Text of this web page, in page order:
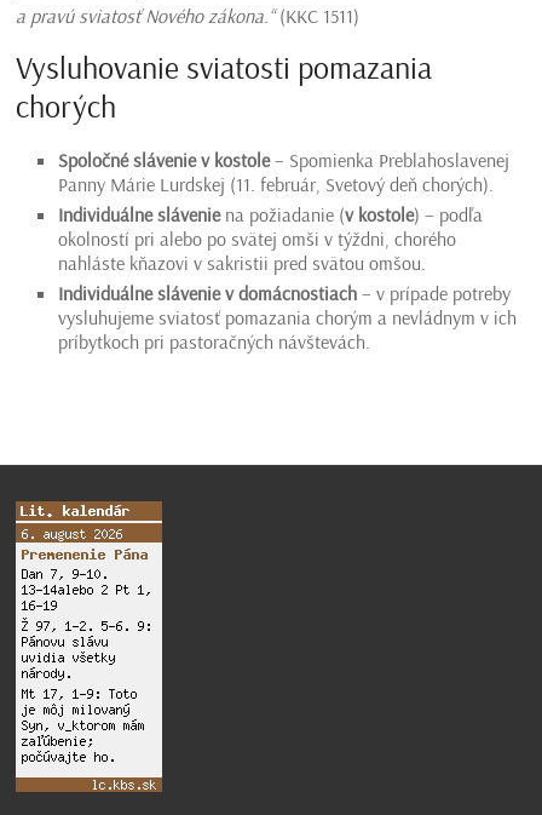
a pravú sviatosť Nového zákona.“(KKC 1511)
Vysluhovanie sviatosti pomazania
chorých
Spoločné slávenie v kostole– Spomienka Preblahoslavenej
Panny Márie Lurdskej (11. február, Svetový deň chorých).
Individuálne sláveniena požiadanie (v kostole) – podľa
okolností pri alebo po svätej omši v týždni, chorého
nahláste kňazovi v sakristii pred svätou omšou.
Individuálne slávenie v domácnostiach– v prípade potreby
vysluhujeme sviatosť pomazania chorým a nevládnym v ich
príbytkoch pri pastoračných návštevách.